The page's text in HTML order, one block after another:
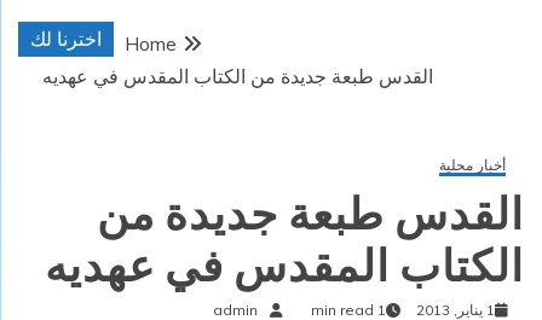
اخترنا لك
Home
القدس طبعة جديدة من الكتاب المقدس في عهديه
أخبار محلية
القدس طبعة جديدة من
الكتاب المقدس في عهديه
1 يناير, 2013 1 min read
admin